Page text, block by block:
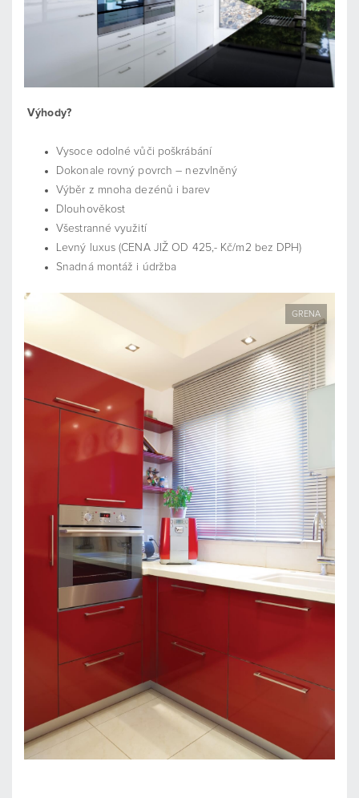
Výhody?
Vysoce odolné vůči poškrábání
Dokonale rovný povrch – nezvlněný
Výběr z mnoha dezénů i barev
Dlouhověkost
Všestranné využití
Levný luxus (CENA JIŽ OD 425,- Kč/m2 bez DPH)
Snadná montáž i údržba
GRENA